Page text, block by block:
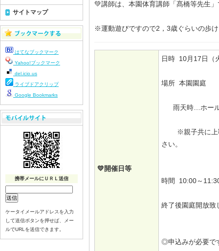
💚講師は、本園体育講師「髙橋等先生
※運動遊びですので2，3歳ぐらいの歩
💛開催日等
日時 10月17
場所 本園園庭
雨天時…ホー
※親子共に上靴
さい。
時間 10:00～
終了後園庭開放致
◎申込みが必要で
サイトマップ
はてなブックマーク
Yahoo!ブックマーク
del.icio.us
ライブドアクリップ
Google Bookmarks
携帯メールにＵＲＬ送信
ケータイメールアドレスを入力
して送信ボタンを押せば、メー
ルでURLを送信できます。